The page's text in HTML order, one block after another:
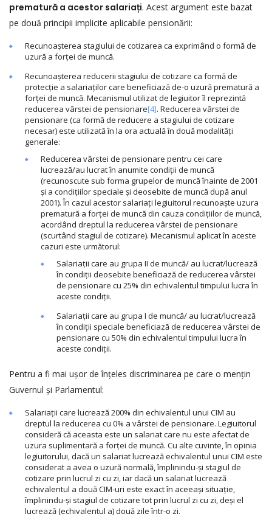
prematură a acestor salariați. Acest argument este bazat
pe două principii implicite aplicabile pensionării:
Recunoașterea stagiului de cotizarea ca exprimând o formă de
uzură a forței de muncă.
Recunoașterea reducerii stagiului de cotizare ca formă de
protecție a salariaților care beneficiază de-o uzură prematură a
forței de muncă. Mecanismul utilizat de legiuitor îl reprezintă
reducerea vârstei de pensionare[4]. Reducerea vârstei de
pensionare (ca formă de reducere a stagiului de cotizare
necesar) este utilizată în la ora actuală în două modalități
generale:
Reducerea vârstei de pensionare pentru cei care
lucrează/au lucrat în anumite condiții de muncă
(recunoscute sub forma grupelor de muncă înainte de 2001
și a condițiilor speciale și deosebite de muncă după anul
2001). În cazul acestor salariați legiuitorul recunoaște uzura
prematură a forței de muncă din cauza condițiilor de muncă,
acordând dreptul la reducerea vârstei de pensionare
(scurtând stagiul de cotizare). Mecanismul aplicat în aceste
cazuri este următorul:
Salariații care au grupa II de muncă/ au lucrat/lucrează
în condiții deosebite beneficiază de reducerea vârstei
de pensionare cu 25% din echivalentul timpului lucra în
aceste condiții.
Salariații care au grupa I de muncă/ au lucrat/lucrează
în condiții speciale beneficiază de reducerea vârstei de
pensionare cu 50% din echivalentul timpului lucra în
aceste condiții.
Pentru a fi mai ușor de înțeles discriminarea pe care o mențin
Guvernul și Parlamentul:
Salariații care lucrează 200% din echivalentul unui CIM au
dreptul la reducerea cu 0% a vârstei de pensionare. Legiuitorul
consideră că aceasta este un salariat care nu este afectat de
uzura suplimentară a forței de muncă. Cu alte cuvinte, în opinia
legiuitorului, dacă un salariat lucrează echivalentul unui CIM este
considerat a avea o uzură normală, împlinindu-și stagiul de
cotizare prin lucrul zi cu zi, iar dacă un salariat lucrează
echivalentul a două CIM-uri este exact în aceeași situație,
împlinindu-și stagiul de cotizare tot prin lucrul zi cu zi, deși el
lucrează (echivalentul a) două zile într-o zi.